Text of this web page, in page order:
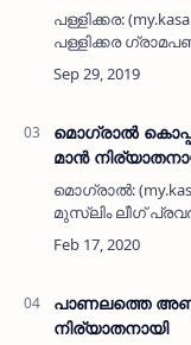
പള്ളിക്കര:
പള്ളിക്കര
പള്ളിക്കര
നിര്യാതയായി.
മൊഗ്രാല്‍
മാന്‍
മൊഗ്രാല്‍:
മുസ്ലിം ലീഗ്
ടൗണിലെ
പാണലത്തെ
നിര്യാതനായി